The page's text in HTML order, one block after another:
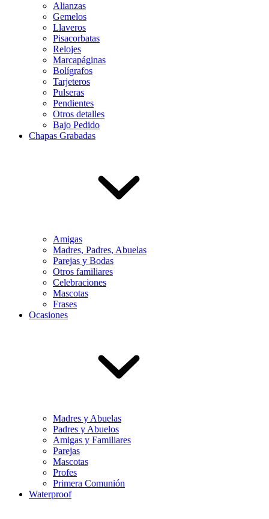
Alianzas
Gemelos
Llaveros
Pisacorbatas
Relojes
Marcapáginas
Bolígrafos
Tarjeteros
Pulseras
Pendientes
Otros detalles
Bajo Pedido
Chapas Grabadas
Amigas
Madres, Padres, Abuelas
Parejas y Bodas
Otros familiares
Celebraciones
Mascotas
Frases
Ocasiones
Madres y Abuelas
Padres y Abuelos
Amigas y Familiares
Parejas
Mascotas
Profes
Primera Comunión
Waterproof